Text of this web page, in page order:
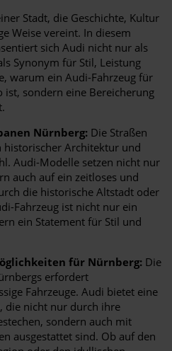
Stadt, die Geschichte, Kultur
Weise vereint. In diesem
sich Audi nicht nur als
Synonym für Stil, Leistung
warum ein Audi-Fahrzeug für
sondern eine Bereicherung
Nürnberg: Die Straßen
historischer Architektur und
Audi-Modelle setzen nicht nur
auch auf ein zeitloses und
die historische Altstadt oder
Fahrzeug ist nicht nur ein
ein Statement für Stil und
für Nürnberg: Die
erfordert
Fahrzeuge. Audi bietet eine
die nicht nur durch ihre
sondern auch mit
ausgestattet sind. Ob auf den